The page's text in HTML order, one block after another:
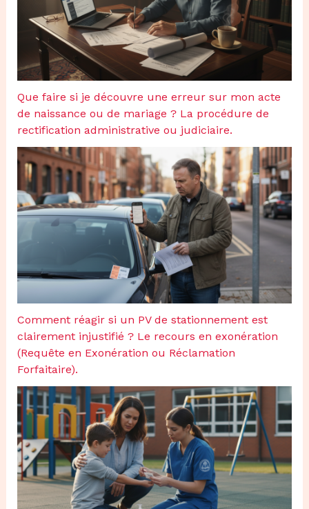
Que faire si je découvre une erreur sur mon acte
de naissance ou de mariage ? La procédure de
rectification administrative ou judiciaire.
Comment réagir si un PV de stationnement est
clairement injustifié ? Le recours en exonération
(Requête en Exonération ou Réclamation
Forfaitaire).